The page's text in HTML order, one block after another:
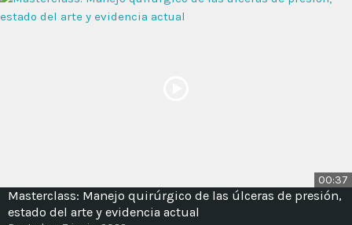
00:37
Masterclass: Manejo quirúrgico de las úlceras de presión,
estado del arte y evidencia actual